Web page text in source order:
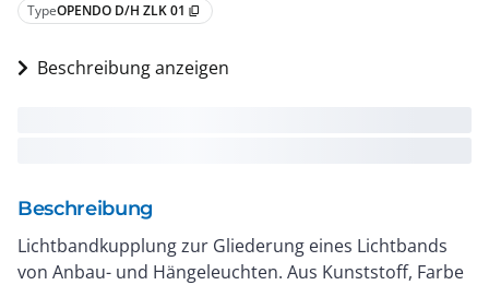
TypeOPENDO D/H ZLK 01 content_copy
Beschreibung anzeigen
Beschreibung
Lichtbandkupplung zur Gliederung eines Lichtbands
von Anbau- und Hängeleuchten. Aus Kunststoff, Farbe